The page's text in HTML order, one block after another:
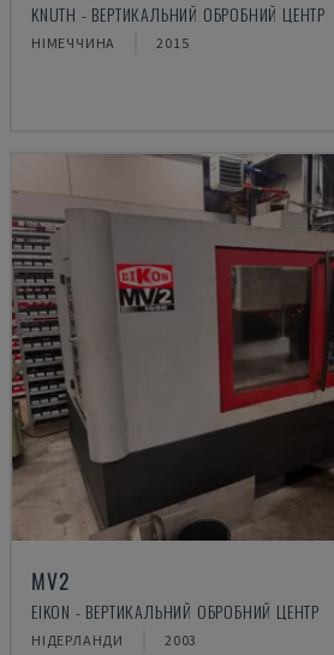
KNUTH - ВЕРТИКАЛЬНИЙ ОБРОБНИЙ ЦЕНТР
НІМЕЧЧИНА 2015
MV2
EIKON - ВЕРТИКАЛЬНИЙ ОБРОБНИЙ ЦЕНТР
НІДЕРЛАНДИ 2003